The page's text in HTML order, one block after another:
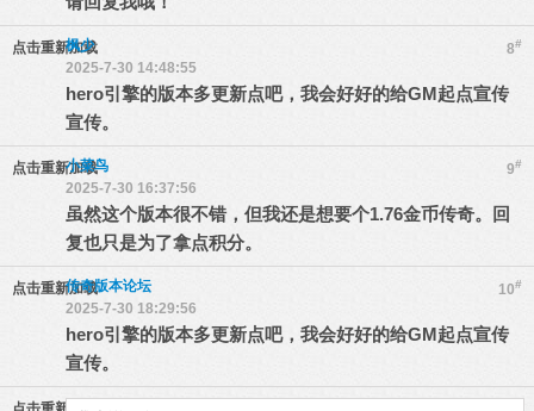
点击重新加载 8#
枫少
2025-7-30 14:48:55
hero引擎的版本多更新点吧，我会好好的给GM起点宣传
宣传。
点击重新加载 9#
小菜鸟
2025-7-30 16:37:56
虽然这个版本很不错，但我还是想要个1.76金币传奇。回
复也只是为了拿点积分。
点击重新加载 10#
传奇版本论坛
2025-7-30 18:29:56
hero引擎的版本多更新点吧，我会好好的给GM起点宣传
宣传。